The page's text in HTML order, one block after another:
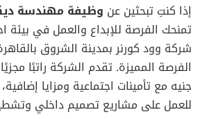
إذا كنتِ تبحثين عن وظيفة مهندسة
تمنحك الفرصة للإبداع والعمل في بيئة
شركة وود كورنر بمدينة الشروق
جنيه مع تأمينات اجتماعية ومزايا
للعمل على مشاريع تصميم داخلي